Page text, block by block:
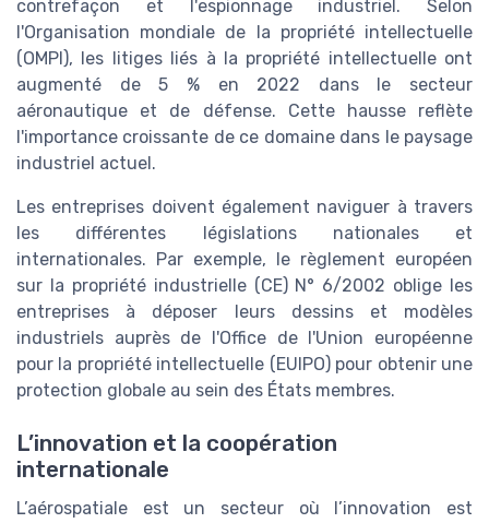
contrefaçon et l'espionnage industriel. Selon
l'Organisation mondiale de la propriété intellectuelle
(OMPI), les litiges liés à la propriété intellectuelle ont
augmenté de 5 % en 2022 dans le secteur
aéronautique et de défense. Cette hausse reflète
l'importance croissante de ce domaine dans le paysage
industriel actuel.
Les entreprises doivent également naviguer à travers
les différentes législations nationales et
internationales. Par exemple, le règlement européen
sur la propriété industrielle (CE) N° 6/2002 oblige les
entreprises à déposer leurs dessins et modèles
industriels auprès de l'Office de l'Union européenne
pour la propriété intellectuelle (EUIPO) pour obtenir une
protection globale au sein des États membres.
L’innovation et la coopération
internationale
L’aérospatiale est un secteur où l’innovation est